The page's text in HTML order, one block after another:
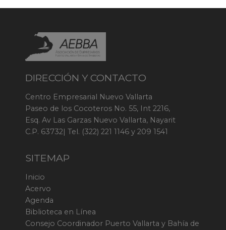
DIRECCIÓN Y CONTACTO
Centro Empresarial Nuevo Vallarta
Paseo de los Cocoteros No. 55, Int 2216,
Esq. Av Las Garzas Nuevo Vallarta, Nayarit
C.P. 63732| Tel. (322) 221 1146 y 209 1541
SITEMAP
Inicio
Acervo
Agenda
Biblioteca en Línea
Consejo Coordinador Puerto Vallarta y Bahía de